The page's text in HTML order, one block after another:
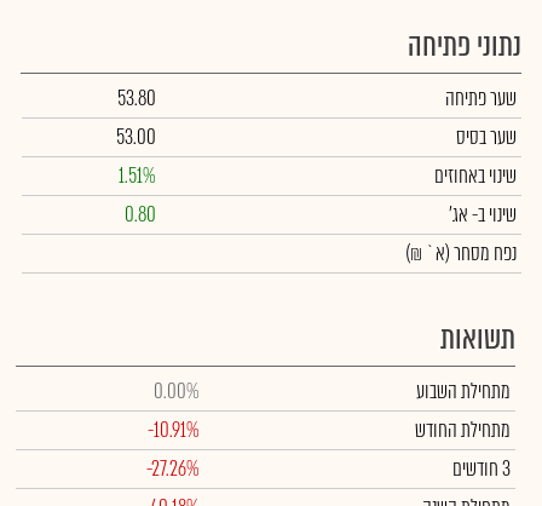
נתוני פתיחה
שער פתיחה
53.80
שער בסיס
53.00
שינוי באחוזים
1.51%
שינויב- אג'
0.80
נפח מסחר(א` ₪)
תשואות
מתחילת השבוע
0.00%
מתחילת החודש
-10.91%
3 חודשים
-27.26%